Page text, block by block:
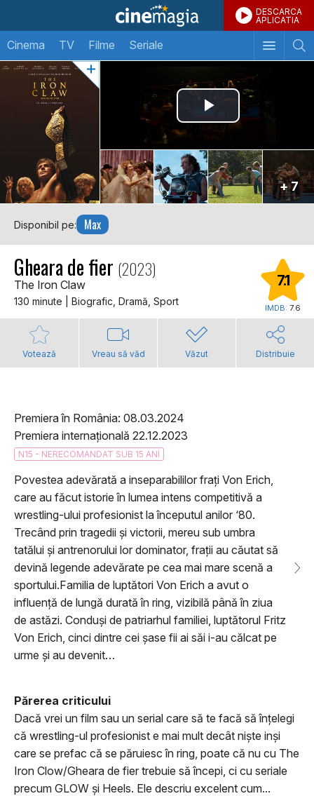
DESCARCA
APLICATIA
Cinema TV Filme Seriale
+ 7
Disponibil pe: Max
Gheara de fier (2023)
The Iron Claw
130 minute | Biografic, Dramă, Sport
7.1
IMDB: 7.6
Votează Vreau să văd Văzut Distribuie
Premiera în România: 08.03.2024
Premiera internațională 22.12.2023
N15 - NERECOMANDAT SUB 15 ANI
Povestea adevărată a inseparabililor frați Von Erich,
care au făcut istorie în lumea intens competitivă a
wrestling-ului profesionist la începutul anilor ‘80.
Trecând prin tragedii și victorii, mereu sub umbra
tatălui și antrenorului lor dominator, frații au căutat să
devină legende adevărate pe cea mai mare scenă a
sportului.Familia de luptători Von Erich a avut o
influență de lungă durată în ring, vizibilă până în ziua
de astăzi. Conduși de patriarhul familiei, luptătorul Fritz
Von Erich, cinci dintre cei șase fii ai săi i-au călcat pe
urme și au devenit…
Părerea criticului
Dacă vrei un film sau un serial care să te facă să înţelegi
că wrestling-ul profesionist e mai mult decât nişte inşi
care se prefac că se păruiesc în ring, poate că nu cu The
Iron Clow/Gheara de fier trebuie să începi, ci cu seriale
precum GLOW şi Heels. Ele descriu excelent cum...